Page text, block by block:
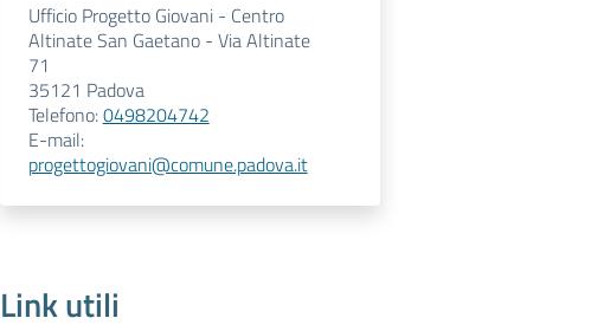
Ufficio Progetto Giovani - Centro
Altinate San Gaetano - Via Altinate
71
35121 Padova
Telefono:0498204742
E-mail:
progettogiovani@comune.padova.it
Link utili